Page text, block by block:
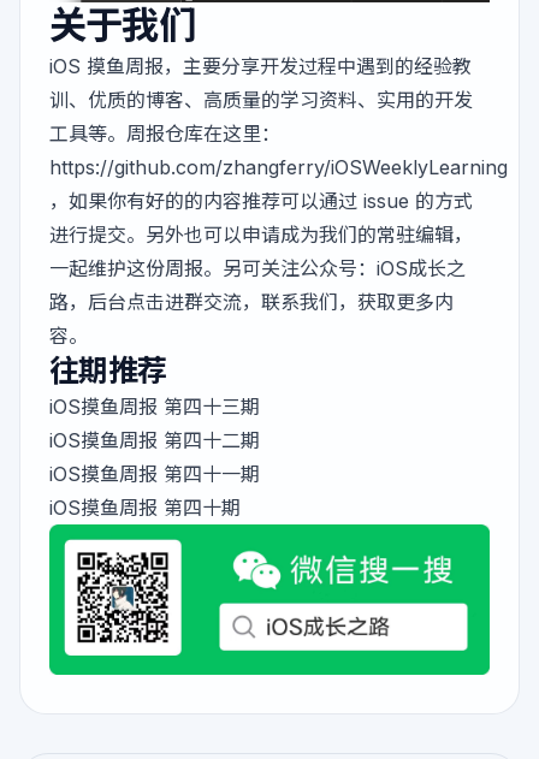
关于我们
iOS 摸鱼周报，主要分享开发过程中遇到的经验教
训、优质的博客、高质量的学习资料、实用的开发
工具等。周报仓库在这里：
https://github.com/zhangferry/iOSWeeklyLearning
，如果你有好的的内容推荐可以通过 issue 的方式
进行提交。另外也可以申请成为我们的常驻编辑，
一起维护这份周报。另可关注公众号：iOS成长之
路，后台点击进群交流，联系我们，获取更多内
容。
往期推荐
iOS摸鱼周报 第四十三期
iOS摸鱼周报 第四十二期
iOS摸鱼周报 第四十一期
iOS摸鱼周报 第四十期